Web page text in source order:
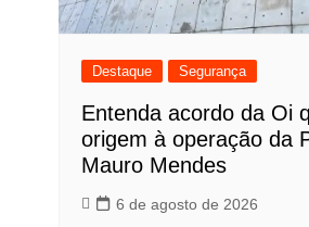
Destaque Segurança
Entenda acordo da Oi
origem à operação da
Mauro Mendes
6 de agosto de 2026